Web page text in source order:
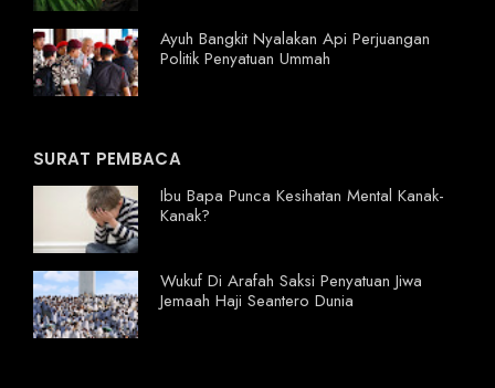
Ayuh Bangkit Nyalakan Api Perjuangan
Politik Penyatuan Ummah
SURAT PEMBACA
Ibu Bapa Punca Kesihatan Mental Kanak-
Kanak?
Wukuf Di Arafah Saksi Penyatuan Jiwa
Jemaah Haji Seantero Dunia